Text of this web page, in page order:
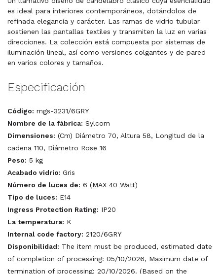
es ideal para interiores contemporáneos, dotándolos de
refinada elegancia y carácter. Las ramas de vidrio tubular
sostienen las pantallas textiles y transmiten la luz en varias
direcciones. La colección está compuesta por sistemas de
iluminación lineal, así como versiones colgantes y de pared
en varios colores y tamaños.
Especificación
Código: mgs-3231/6GRY
Nombre de la fábrica: Sylcom
Dimensiones: (Cm) Diámetro 70, Altura 58, Longitud de la
cadena 110, Diámetro Rose 16
Peso: 5 kg
Acabado vidrio: Gris
Número de luces de: 6 (MAX 40 Watt)
Tipo de luces: E14
Ingress Protection Rating: IP20
La temperatura: K
Internal code factory: 2120/6GRY
Disponibilidad: The item must be produced, estimated date
of completion of processing: 05/10/2026, Maximum date of
termination of processing: 20/10/2026. (Based on the